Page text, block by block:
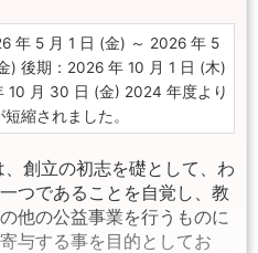
年 5 月 1 日 (金) ～ 2026 年 5
) 後期：2026 年 10 月 1 日 (木)
10 月 30 日 (金) 2024 年度より
縮されました。
創立の初志を礎として、わ
つであることを自覚し、教
他の公益事業を行うものに
与する事を目的としてお